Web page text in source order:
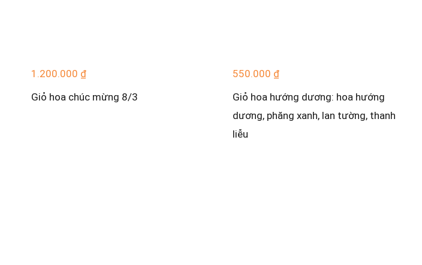
1.200.000 ₫
Giỏ hoa chúc mừng 8/3
550.000 ₫
Giỏ hoa hướng dương: hoa hướng
dương, phăng xanh, lan tường, thanh
liễu